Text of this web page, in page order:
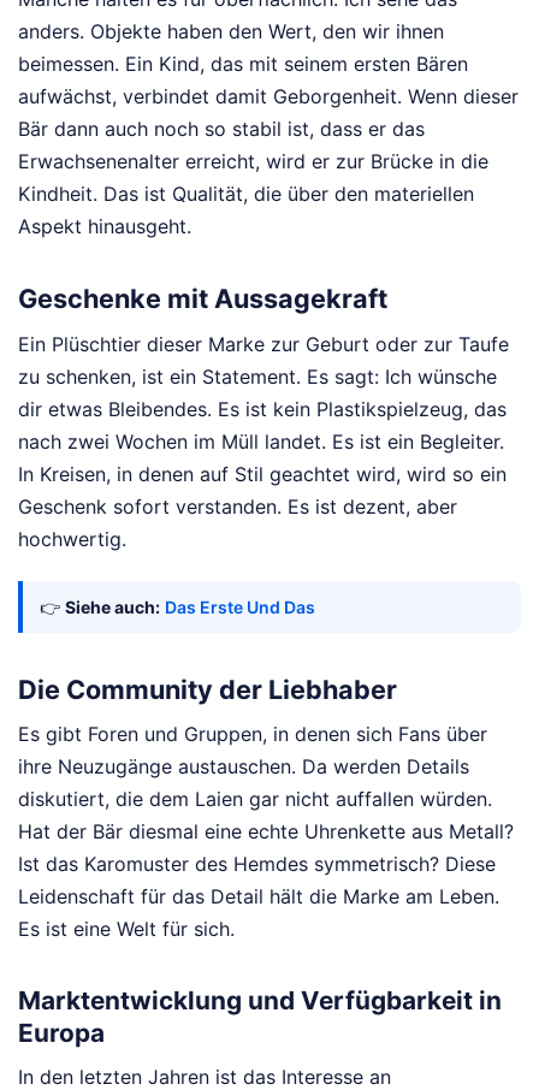
anders. Objekte haben den Wert, den wir ihnen
beimessen. Ein Kind, das mit seinem ersten Bären
aufwächst, verbindet damit Geborgenheit. Wenn dieser
Bär dann auch noch so stabil ist, dass er das
Erwachsenenalter erreicht, wird er zur Brücke in die
Kindheit. Das ist Qualität, die über den materiellen
Aspekt hinausgeht.
Geschenke mit Aussagekraft
Ein Plüschtier dieser Marke zur Geburt oder zur Taufe
zu schenken, ist ein Statement. Es sagt: Ich wünsche
dir etwas Bleibendes. Es ist kein Plastikspielzeug, das
nach zwei Wochen im Müll landet. Es ist ein Begleiter.
In Kreisen, in denen auf Stil geachtet wird, wird so ein
Geschenk sofort verstanden. Es ist dezent, aber
hochwertig.
👉 Siehe auch: Das Erste Und Das
Die Community der Liebhaber
Es gibt Foren und Gruppen, in denen sich Fans über
ihre Neuzugänge austauschen. Da werden Details
diskutiert, die dem Laien gar nicht auffallen würden.
Hat der Bär diesmal eine echte Uhrenkette aus Metall?
Ist das Karomuster des Hemdes symmetrisch? Diese
Leidenschaft für das Detail hält die Marke am Leben.
Es ist eine Welt für sich.
Marktentwicklung und Verfügbarkeit in
Europa
In den letzten Jahren ist das Interesse an